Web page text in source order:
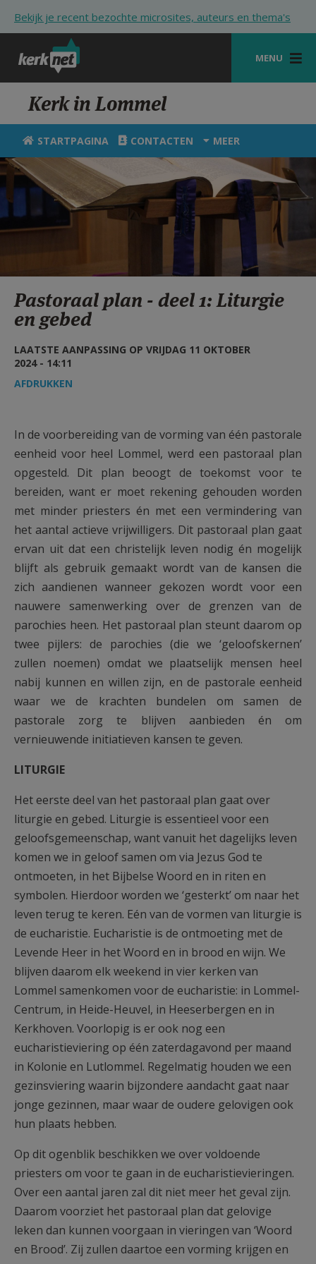
Bekijk je recent bezochte microsites, auteurs en thema's
MENU
STARTPAGINA
KERK
VIERINGEN
SHOP
ZOEKEN
STARTPAGINA PORTAAL
MIJN PAROCHIE
AANMELDEN OF REGISTREREN
Kerk in Lommel
STARTPAGINA CONTACTEN MEER
Pastoraal plan - deel 1: Liturgie
en gebed
LAATSTE AANPASSING OP VRIJDAG 11 OKTOBER
2024 - 14:11
AFDRUKKEN
In de voorbereiding van de vorming van één pastorale
eenheid voor heel Lommel, werd een pastoraal plan
opgesteld. Dit plan beoogt de toekomst voor te
bereiden, want er moet rekening gehouden worden
met minder priesters én met een vermindering van
het aantal actieve vrijwilligers. Dit pastoraal plan gaat
ervan uit dat een christelijk leven nodig én mogelijk
blijft als gebruik gemaakt wordt van de kansen die
zich aandienen wanneer gekozen wordt voor een
nauwere samenwerking over de grenzen van de
parochies heen. Het pastoraal plan steunt daarom op
twee pijlers: de parochies (die we ‘geloofskernen’
zullen noemen) omdat we plaatselijk mensen heel
nabij kunnen en willen zijn, en de pastorale eenheid
waar we de krachten bundelen om samen de
pastorale zorg te blijven aanbieden én om
vernieuwende initiatieven kansen te geven.
LITURGIE
Het eerste deel van het pastoraal plan gaat over
liturgie en gebed. Liturgie is essentieel voor een
geloofsgemeenschap, want vanuit het dagelijks leven
komen we in geloof samen om via Jezus God te
ontmoeten, in het Bijbelse Woord en in riten en
symbolen. Hierdoor worden we ‘gesterkt’ om naar het
leven terug te keren. Eén van de vormen van liturgie is
de eucharistie. Eucharistie is de ontmoeting met de
Levende Heer in het Woord en in brood en wijn. We
blijven daarom elk weekend in vier kerken van
Lommel samenkomen voor de eucharistie: in Lommel-
Centrum, in Heide-Heuvel, in Heeserbergen en in
Kerkhoven. Voorlopig is er ook nog een
eucharistieviering op één zaterdagavond per maand
in Kolonie en Lutlommel. Regelmatig houden we een
gezinsviering waarin bijzondere aandacht gaat naar
jonge gezinnen, maar waar de oudere gelovigen ook
hun plaats hebben.
Op dit ogenblik beschikken we over voldoende
priesters om voor te gaan in de eucharistievieringen.
Over een aantal jaren zal dit niet meer het geval zijn.
Daarom voorziet het pastoraal plan dat gelovige
leken dan kunnen voorgaan in vieringen van ‘Woord
en Brood’. Zij zullen daartoe een vorming krijgen en